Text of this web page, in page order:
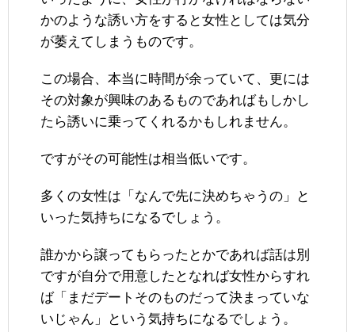
かのような誘い方をすると女性としては気分
が萎えてしまうものです。
この場合、本当に時間が余っていて、更には
その対象が興味のあるものであればもしかし
たら誘いに乗ってくれるかもしれません。
ですがその可能性は相当低いです。
多くの女性は「なんで先に決めちゃうの」と
いった気持ちになるでしょう。
誰かから譲ってもらったとかであれば話は別
ですが自分で用意したとなれば女性からすれ
ば「まだデートそのものだって決まっていな
いじゃん」という気持ちになるでしょう。